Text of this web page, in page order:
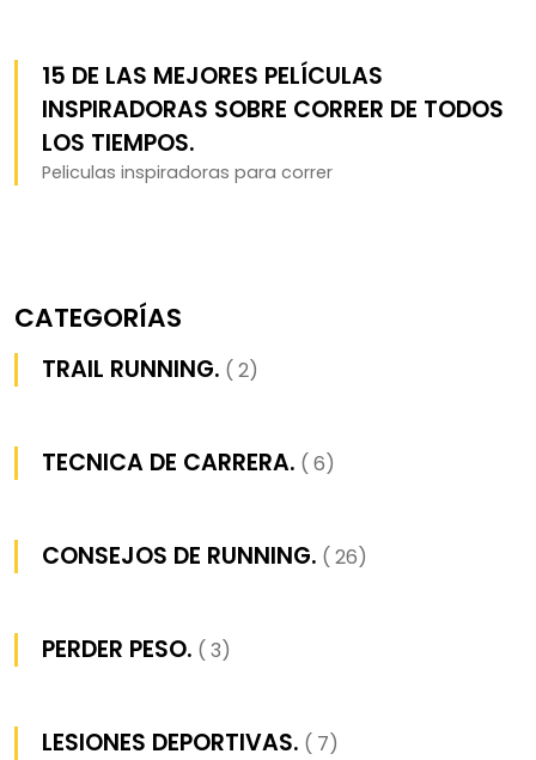
15 DE LAS MEJORES PELÍCULAS
INSPIRADORAS SOBRE CORRER DE TODOS
LOS TIEMPOS.
Peliculas inspiradoras para correr
CATEGORÍAS
TRAIL RUNNING. ( 2)
TECNICA DE CARRERA. ( 6)
CONSEJOS DE RUNNING. ( 26)
PERDER PESO. ( 3)
LESIONES DEPORTIVAS. ( 7)